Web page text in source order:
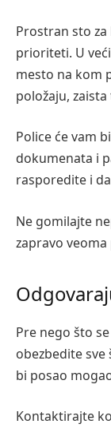
Prostran sto
prioriteti. U
mesto na kom
položaju,
Police će vam
dokumenata i
rasporedite i
Ne gomilajte
zapravo
Pre nego što
obezbedite
bi posao
Kontaktirajte